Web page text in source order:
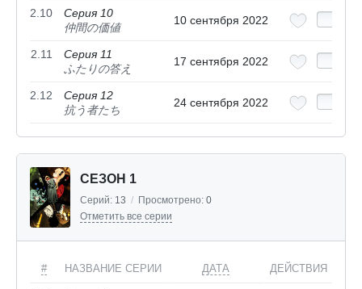
2.10
Серия 10
仲間の価値
10 сентября 2022
2.11
Серия 11
ふたりの答え
17 сентября 2022
2.12
Серия 12
抗う者たち
24 сентября 2022
СЕЗОН 1
Серий: 13 / Просмотрено: 0
Отметить все серии
# НАЗВАНИЕ СЕРИИ ДАТА ДЕЙСТВИЯ